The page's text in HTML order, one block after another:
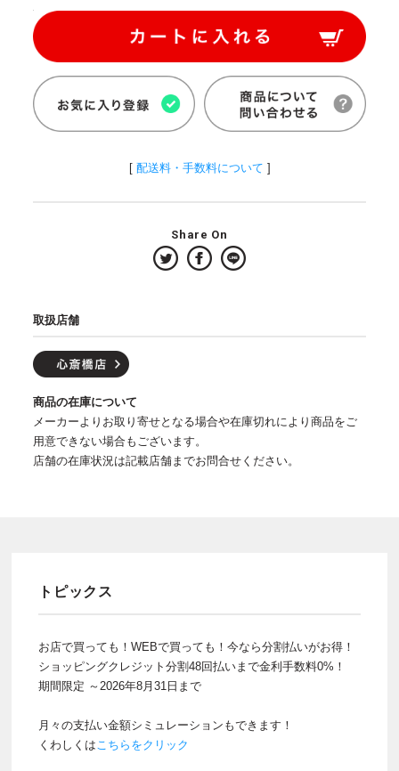
[ 配送料・手数料について ]
Share On
取扱店舗
商品の在庫について
メーカーよりお取り寄せとなる場合や在庫切れにより商品をご
用意できない場合もございます。
店舗の在庫状況は記載店舗までお問合せください。
トピックス
お店で買っても！WEBで買っても！今なら分割払いがお得！
ショッピングクレジット分割48回払いまで金利手数料0%！
期間限定 ～2026年8月31日まで
月々の支払い金額シミュレーションもできます！
くわしくはこちらをクリック